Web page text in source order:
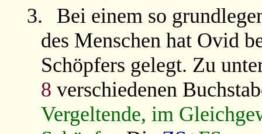
3.
Bei einem so
des Menschen hat Ovid
Schöpfers gelegt. Zu
8 verschiedenen
Vergeltende, im